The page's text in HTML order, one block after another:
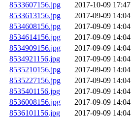
8533607156.jpg
2017-10-09 17:47
8533613156.jpg
2017-09-09 14:04
8534608156.jpg
2017-09-09 14:04
8534614156.jpg
2017-09-09 14:04
8534909156.jpg
2017-09-09 14:04
8534921156.jpg
2017-09-09 14:04
8535210156.jpg
2017-09-09 14:04
8535227156.jpg
2017-09-09 14:04
8535401156.jpg
2017-09-09 14:04
8536008156.jpg
2017-09-09 14:04
8536101156.jpg
2017-09-09 14:04